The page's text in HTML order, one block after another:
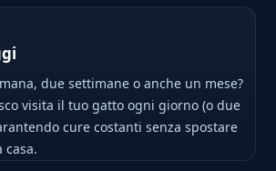
due settimane o anche un mese?
visita il tuo gatto ogni giorno (o due
cure costanti senza spostare
casa.